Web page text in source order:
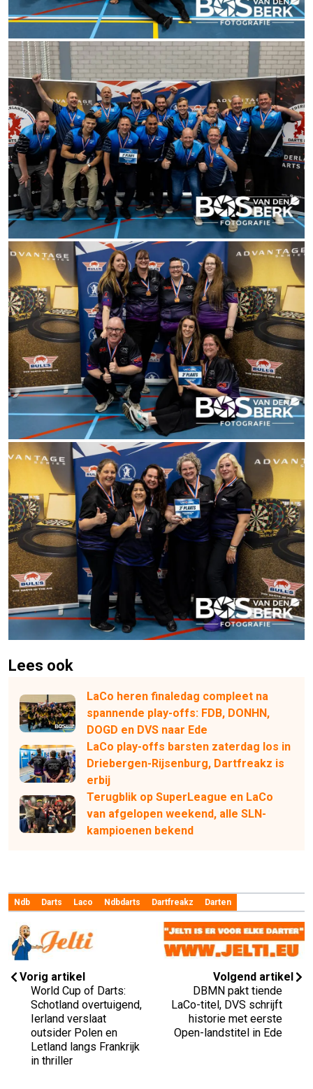
Lees ook
LaCo heren finaledag compleet na
spannende play-offs: FDB, DONHN,
DOGD en DVS naar Ede
LaCo play-offs barsten zaterdag los in
Driebergen-Rijsenburg, Dartfreakz is
erbij
Terugblik op SuperLeague en LaCo
van afgelopen weekend, alle SLN-
kampioenen bekend
Ndb Darts Laco Ndbdarts Dartfreakz Darten
Vorig artikel
World Cup of Darts:
Schotland overtuigend,
Ierland verslaat
outsider Polen en
Letland langs Frankrijk
in thriller
Volgend artikel
DBMN pakt tiende
LaCo-titel, DVS schrijft
historie met eerste
Open-landstitel in Ede